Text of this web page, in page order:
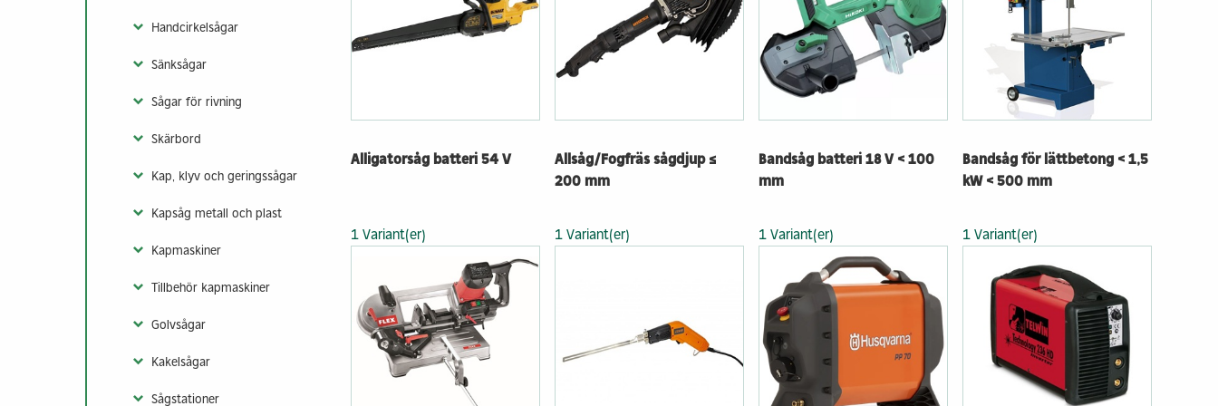
Kontakt & info
Färdigkapad stomme
byggkomponenter
Maskinhallar
Prefabricerade
planelement
Modulhus
Våra husfabriker
Kontakt & info
Bygga med låg
klimatpåverkan
Trädgårdsstaden
Industriellt byggande
Markinköp
Kontakt & info
Hyra bostad & lokal
Kontakt & info
Handcirkelsågar
Sänksågar
Sågar för rivning
Skärbord
Kap, klyv och geringssågar
Kapsåg metall och plast
Kapmaskiner
Tillbehör kapmaskiner
Golvsågar
Kakelsågar
Sågstationer
Alligatorsåg batteri 54 V
1 Variant(er)
Allsåg/Fogfräs sågdjup ≤
200 mm
1 Variant(er)
Bandsåg batteri 18 V < 100
mm
1 Variant(er)
Bandsåg för lättbetong < 1,5
kW < 500 mm
1 Variant(er)